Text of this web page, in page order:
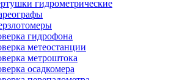
гидрометрические
гидрофона
метеостанции
метроштока
осадкомера